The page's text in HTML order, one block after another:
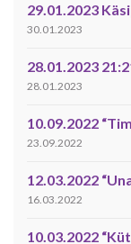
29.01.2023
30.01.2023
28.01.2023
28.01.2023
10.09.2022
23.09.2022
12.03.2022
16.03.2022
10.03.2022